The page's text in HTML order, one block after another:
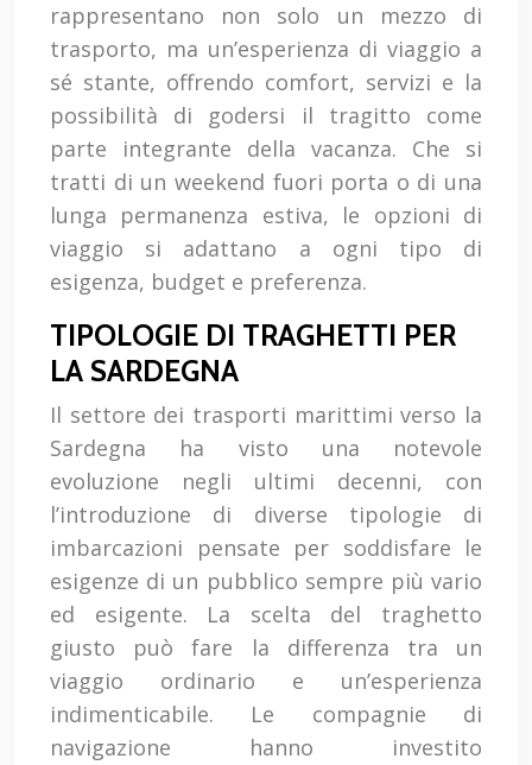
rappresentano non solo un mezzo di
trasporto, ma un’esperienza di viaggio a
sé stante, offrendo comfort, servizi e la
possibilità di godersi il tragitto come
parte integrante della vacanza. Che si
tratti di un weekend fuori porta o di una
lunga permanenza estiva, le opzioni di
viaggio si adattano a ogni tipo di
esigenza, budget e preferenza.
TIPOLOGIE DI TRAGHETTI PER
LA SARDEGNA
Il settore dei trasporti marittimi verso la
Sardegna ha visto una notevole
evoluzione negli ultimi decenni, con
l’introduzione di diverse tipologie di
imbarcazioni pensate per soddisfare le
esigenze di un pubblico sempre più vario
ed esigente. La scelta del traghetto
giusto può fare la differenza tra un
viaggio ordinario e un’esperienza
indimenticabile. Le compagnie di
navigazione hanno investito